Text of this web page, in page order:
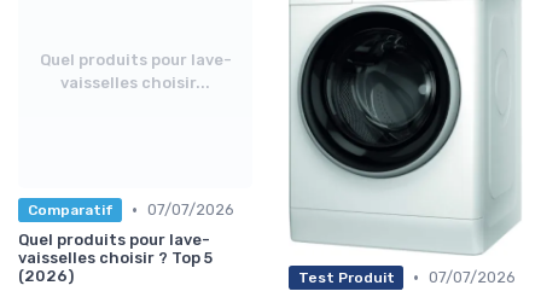
Quel produits pour lave-
vaisselles choisir...
Comparatif • 07/07/2026
Quel produits pour lave-
vaisselles choisir ? Top 5
(2026)
Test Produit • 07/07/2026